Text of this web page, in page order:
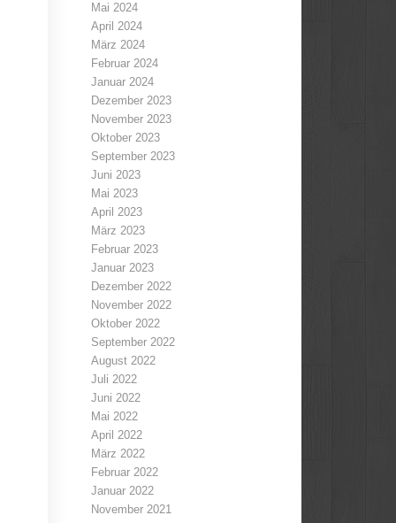
Mai 2024
April 2024
März 2024
Februar 2024
Januar 2024
Dezember 2023
November 2023
Oktober 2023
September 2023
Juni 2023
Mai 2023
April 2023
März 2023
Februar 2023
Januar 2023
Dezember 2022
November 2022
Oktober 2022
September 2022
August 2022
Juli 2022
Juni 2022
Mai 2022
April 2022
März 2022
Februar 2022
Januar 2022
November 2021